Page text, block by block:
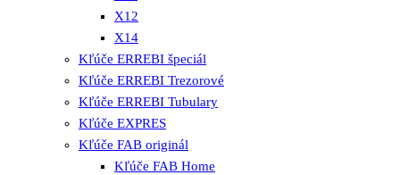
X12
X14
Kľúče ERREBI špeciál
Kľúče ERREBI Trezorové
Kľúče ERREBI Tubulary
Kľúče EXPRES
Kľúče FAB originál
Kľúče FAB Home